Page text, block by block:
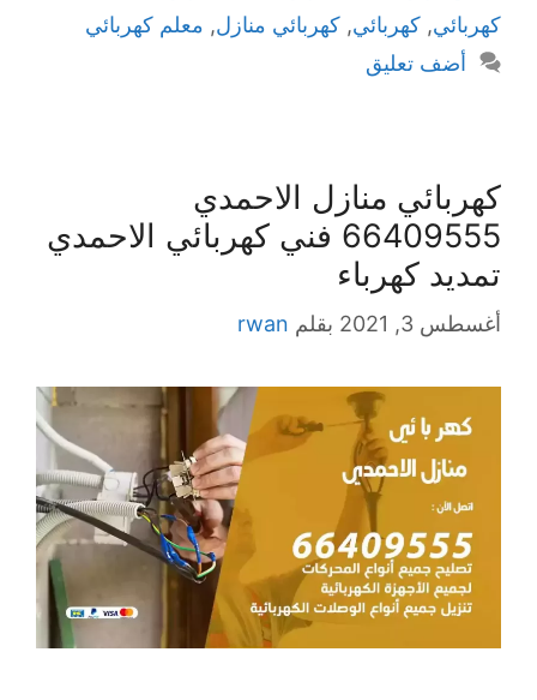
كهربائي, كهربائي, كهربائي منازل, معلم كهربائي
أضف تعليق
كهربائي منازل الاحمدي
66409555 فني كهربائي الاحمدي
تمديد كهرباء
أغسطس 3, 2021 بقلم rwan